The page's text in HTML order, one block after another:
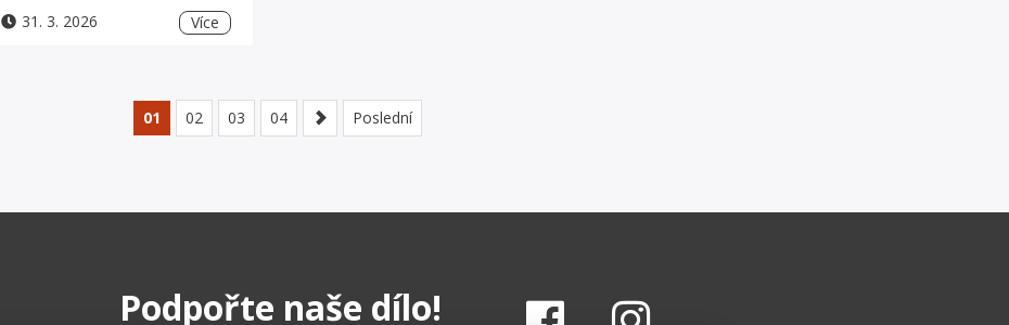
31. 3. 2026
Více
01 02 03 04 Poslední
Podpořte naše dílo!